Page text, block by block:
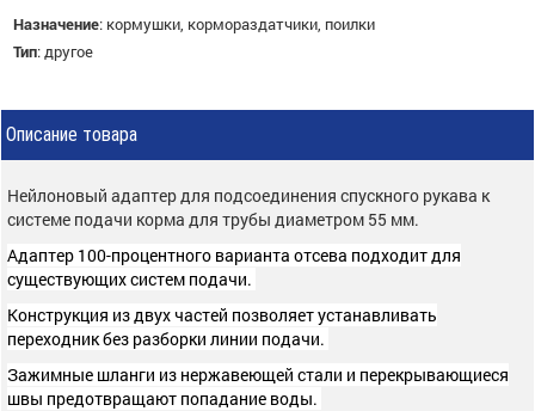
Назначение: кормушки, кормораздатчики, поилки
Тип: другое
Описание товара
Нейлоновый адаптер для подсоединения спускного рукава к
системе подачи корма для трубы диаметром 55 мм.
Адаптер 100-процентного варианта отсева подходит для
существующих систем подачи.
Конструкция из двух частей позволяет устанавливать
переходник без разборки линии подачи.
Зажимные шланги из нержавеющей стали и перекрывающиеся
швы предотвращают попадание воды.